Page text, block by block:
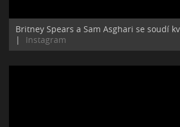
Britney Spears a Sam Asghari se soudí
|
Instagram